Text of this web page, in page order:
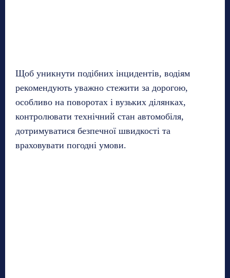
Щоб уникнути подібних інцидентів, водіям
рекомендують уважно стежити за дорогою,
особливо на поворотах і вузьких ділянках,
контролювати технічний стан автомобіля,
дотримуватися безпечної швидкості та
враховувати погодні умови.